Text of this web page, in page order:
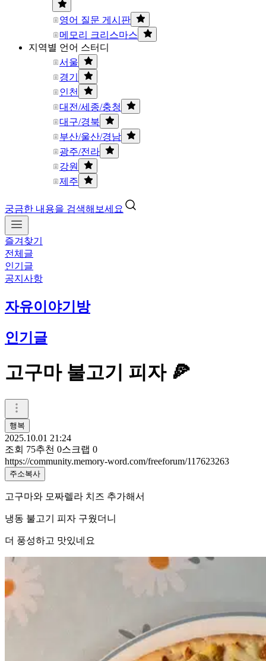
영어 질문 게시판
메모리 크리스마스
지역별 언어 스터디
서울
경기
인천
대전/세종/충청
대구/경북
부산/울산/경남
광주/전라
강원
제주
궁금한 내용을 검색해보세요
즐겨찾기
전체글
인기글
공지사항
자유이야기방
인기글
고구마 불고기 피자 🍕
행복
2025.10.01 21:24
조회 75추천 0스크랩 0
https://community.memory-word.com/freeforum/117623263
주소복사
고구마와 모짜렐라 치즈 추가해서
냉동 불고기 피자 구웠더니
더 풍성하고 맛있네요